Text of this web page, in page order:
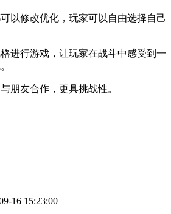
以修改优化，玩家可以自由选择自己
进行游戏，让玩家在战斗中感受到一
朋友合作，更具挑战性。
16 15:23:00